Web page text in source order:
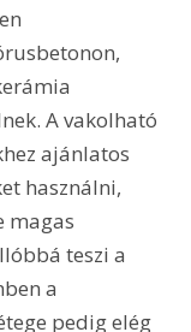
A vakolható
ajánlatos
használni,
magas
teszi a
a
pedig elég